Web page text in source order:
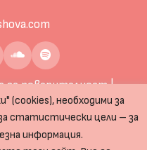
за поверителност|
права запазени!
(cookies), необходими за
статистически цели – за
информация.